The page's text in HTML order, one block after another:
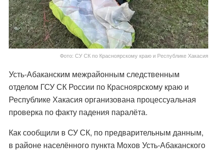
Фото: СУ СК по Красноярскому краю и Республике Хакасия
Усть-Абаканским межрайонным следственным
отделом ГСУ СК России по Красноярскому краю и
Республике Хакасия организована процессуальная
проверка по факту падения паралёта.
Как сообщили в СУ СК, по предварительным данным,
в районе населённого пункта Мохов Усть-Абаканского